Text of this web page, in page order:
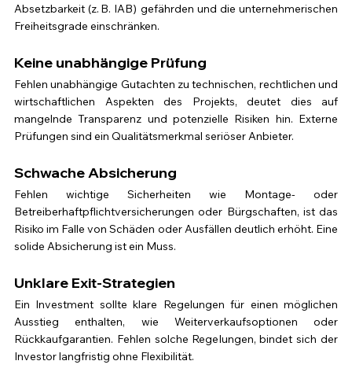
Absetzbarkeit (z. B. IAB) gefährden und die unternehmerischen
Freiheitsgrade einschränken.
Keine unabhängige Prüfung
Fehlen unabhängige Gutachten zu technischen, rechtlichen und
wirtschaftlichen Aspekten des Projekts, deutet dies auf
mangelnde Transparenz und potenzielle Risiken hin. Externe
Prüfungen sind ein Qualitätsmerkmal seriöser Anbieter.
Schwache Absicherung
Fehlen wichtige Sicherheiten wie Montage- oder
Betreiberhaftpflichtversicherungen oder Bürgschaften, ist das
Risiko im Falle von Schäden oder Ausfällen deutlich erhöht. Eine
solide Absicherung ist ein Muss.
Unklare Exit-Strategien
Ein Investment sollte klare Regelungen für einen möglichen
Ausstieg enthalten, wie Weiterverkaufsoptionen oder
Rückkaufgarantien. Fehlen solche Regelungen, bindet sich der
Investor langfristig ohne Flexibilität.